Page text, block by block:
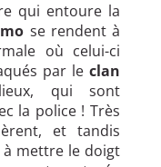
qui entoure la
se rendent à
où celui-ci
par le clan
qui sont
la police ! Très
et tandis
à mettre le doigt